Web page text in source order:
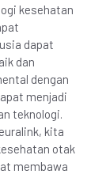
kesehatan
dapat
dan
dengan
menjadi
teknologi.
kita
otak
membawa